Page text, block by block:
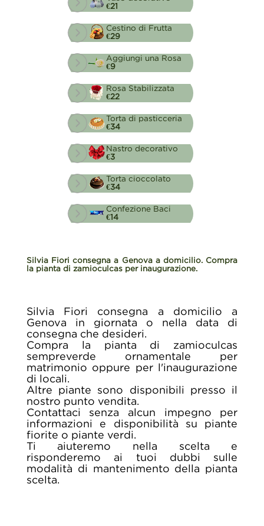
€21
Cestino di Frutta
€29
Aggiungi una Rosa
€9
Rosa Stabilizzata
€22
Torta di pasticceria
€34
Nastro decorativo
€3
Torta cioccolato
€34
Confezione Baci
€14
Silvia Fiori consegna a Genova a domicilio. Compra
la pianta di zamioculcas per inaugurazione.
Silvia Fiori consegna a domicilio a
Genova in giornata o nella data di
consegna che desideri.
Compra la pianta di zamioculcas
sempreverde ornamentale per
matrimonio oppure per l'inaugurazione
di locali.
Altre piante sono disponibili presso il
nostro punto vendita.
Contattaci senza alcun impegno per
informazioni e disponibilità su piante
fiorite o piante verdi.
Ti aiuteremo nella scelta e
risponderemo ai tuoi dubbi sulle
modalità di mantenimento della pianta
scelta.